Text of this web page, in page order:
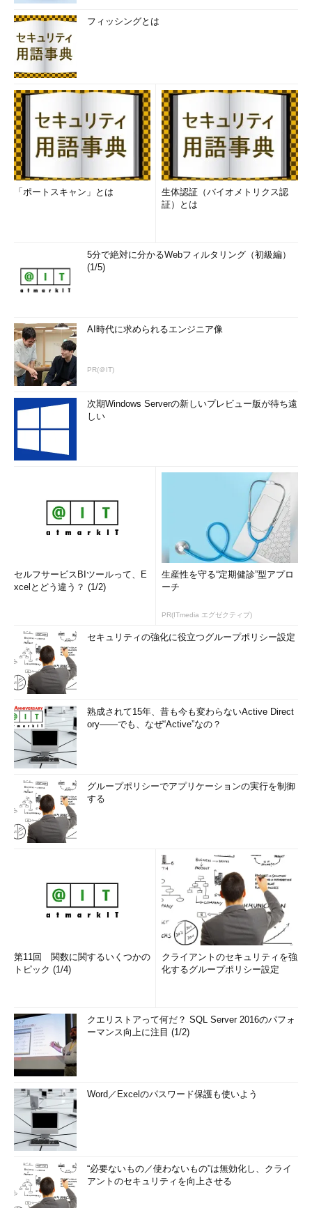
場合の負荷などについて検証を行っている。また、今後はバスだ
けではなく、鉄道も含めた、複数の交通機関、事業者からのデー
タ取得などへの対応も行っていきたいとしている。ビジネスモデ
金」なども検討している。
3Dプリンタとネットで「手軽なオーダーメイド」を実現す
る「Monovation」
「Monovation」をプレゼンし
た竹内国貴氏
現在、外資系コンサルティング企業に
勤めている竹内国貴氏による
デジタル造形技術とネットを活用して
アイデアだ。
「イベントの記念品やプレゼント、企
業のノベルティはもとより、日用品など
でも、何らかのオリジナル要素が加わっ
たものを手に入れたいニーズは高まっている」と竹内氏は言う。
アイデア検証のために行ったアンケートでは、多くの消費者が、
大量生産される既製品には「満足していない」とする一方で、オ
しいものがどこで作れるのか分かりづらい」といった点に課題が
あると感じていたという。
こうした「オーダーメイド」の課題解決を目指し、
Monovationが計画している事業は2つ。実店舗をイメージした
「Mono Salon」と、オーダーメイドの発注者と制作者とをマッ
チングするプラットフォームの「Mono Connect」だ。
「Mono Salon」は、3Dプリンタなどの造形設備を備えた工房
兼ショップ。「人物フィギュア」などのフルオーダーをはじめ、
「名前入り照明」のようなセミオーダー品、斬新な形状のデザイ
ナーズ商品などの設計、製造、販売を行う。受注販売については
「Mono Connect」は「自分だけのモノ」が欲しいユーザー
と、モノを作れるヒト（デザイナーや3Dプリンタ保有者）をマ
ッチングするプラットフォームとなる。クラウドソーシングによ
活性化を図るとする。
「例えば、既存の『カップへの名入れ』のようなカスタムメイ
ドサービスの場合、『カップ』へのニーズがユーザーの利用が中
を起点にして、さまざまな商品を展開していける点が類似のサー
ビスに対する差別化のポイントになる」（竹内氏）
フィッシングとは
「ポートスキャン」とは
生体認証（バイオメトリクス認
証）とは
5分で絶対に分かるWebフィルタリング（初級編）
(1/5)
AI時代に求められるエンジニア像
PR(＠IT)
次期Windows Serverの新しいプレビュー版が待ち遠
しい
セルフサービスBIツールって、E
xcelとどう違う？ (1/2)
生産性を守る“定期健診”型アプロ
ーチ
PR(ITmedia エグゼクティブ)
セキュリティの強化に役立つグループポリシー設定
熟成されて15年、昔も今も変わらないActive Direct
ory――でも、なぜ“Active”なの？
グループポリシーでアプリケーションの実行を制御
する
第11回 関数に関するいくつかの
トピック (1/4)
クライアントのセキュリティを強
化するグループポリシー設定
クエリストアって何だ？ SQL Server 2016のパフォ
ーマンス向上に注目 (1/2)
Word／Excelのパスワード保護も使いよう
“必要ないもの／使わないもの”は無効化し、クライ
アントのセキュリティを向上させる